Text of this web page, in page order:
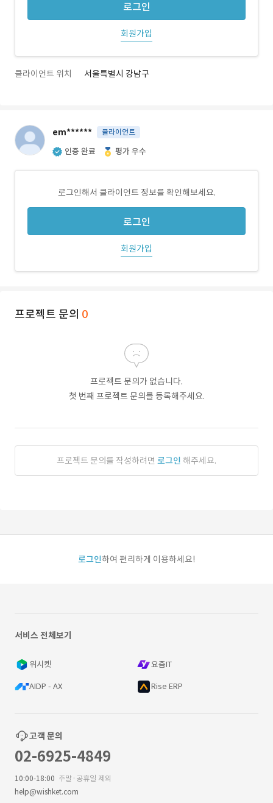
로그인
회원가입
클라이언트 위치 서울특별시 강남구
em****** 클라이언트
인증 완료 평가 우수
로그인해서 클라이언트 정보를 확인해보세요.
로그인
회원가입
프로젝트 문의 0
프로젝트 문의가 없습니다.
첫 번째 프로젝트 문의를 등록해주세요.
프로젝트 문의를 작성하려면 로그인 해주세요.
로그인하여 편리하게 이용하세요!
서비스 전체보기
위시켓 요즘IT
AIDP - AX Rise ERP
고객 문의
02-6925-4849
10:00-18:00 주말·공휴일 제외
help@wishket.com